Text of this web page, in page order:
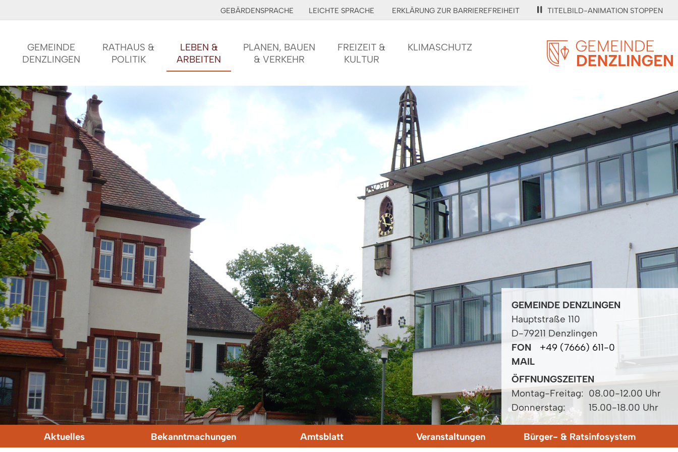
GEBÄRDENSPRACHE LEICHTE SPRACHE ERKLÄRUNG ZUR BARRIEREFREIHEIT TITELBILD-ANIMATION STOPPEN
GEMEINDE
DENZLINGEN
RATHAUS &
POLITIK
LEBEN &
ARBEITEN
PLANEN, BAUEN
& VERKEHR
FREIZEIT &
KULTUR
KLIMASCHUTZ
GEMEINDE DENZLINGEN
Hauptstraße 110
D-79211 Denzlingen
FON
+49 (7666) 611-0
MAIL
ÖFFNUNGSZEITEN
Montag-Freitag: 08.00-12.00 Uhr
Donnerstag:
15.00-18.00 Uhr
Aktuelles Bekanntmachungen Amtsblatt Veranstaltungen Bürger- & Ratsinfosystem